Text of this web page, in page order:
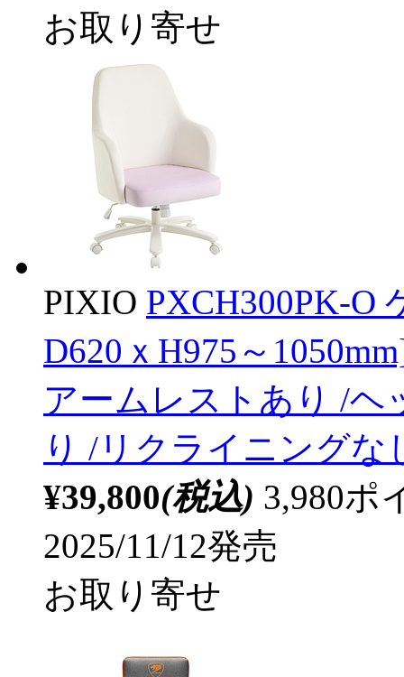
お取り寄せ
PIXIO PXCH300PK-O
D620ｘH975～
アームレストあり /
り /リクライニングな
¥39,800(税込) 3,980ポ
2025/11/12発売
お取り寄せ